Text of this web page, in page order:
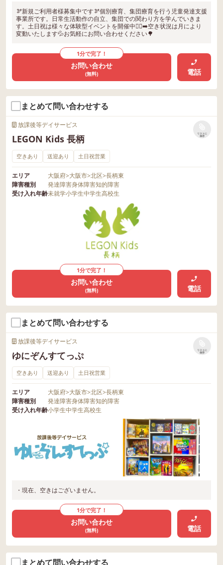
🫘新規ご利用者様募集中です🫘個別療育、集団療育を行う児童発達支援
事業所です。日常生活動作の自立、集団での関わり方を学んでいきま
す。土日祝は様々な体験型イベントを開催中🏃‍♂️‍➡️空き状況は月により
変動いたします💦お気軽にお問い合わせください🌳
1分で完了！
お問い合わせ
(無料) 電話
まとめて問い合わせする
放課後等デイサービス
LEGON Kids 長柄
リストに
保存
空きあり 送迎あり 土日祝営業
エリア 大阪府>大阪市>北区>長柄東
障害種別
発達障害身体障害知的障害
受け入れ年齢未就学小学生中学生高校生
1分で完了！
お問い合わせ
(無料) 電話
まとめて問い合わせする
放課後等デイサービス
ゆにぞんすてっぷ
リストに
保存
空きあり 送迎あり 土日祝営業
エリア 大阪府>大阪市>北区>長柄東
障害種別
発達障害身体障害知的障害
受け入れ年齢小学生中学生高校生
・現在、空きはございません。
1分で完了！
お問い合わせ
(無料) 電話
まとめて問い合わせする